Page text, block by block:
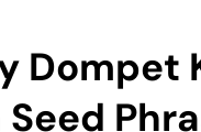
Dompet